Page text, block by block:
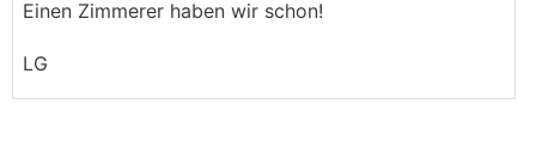
Einen Zimmerer haben wir schon!
LG